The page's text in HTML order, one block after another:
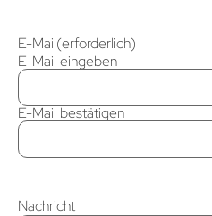
E-Mail(erforderlich)
E-Mail eingeben
E-Mail bestätigen
Nachricht